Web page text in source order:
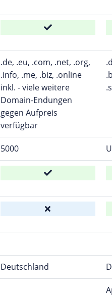
.de, .eu, .com, .net, .org,
.info, .me, .biz, .online
inkl. - viele weitere
Domain-Endungen
gegen Aufpreis
verfügbar
5000
Deutschland